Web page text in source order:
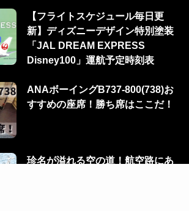
【フライトスケジュール毎日更
新】ディズニーデザイン特別塗装
「JAL DREAM EXPRESS
Disney100」運航予定時刻表
ANAボーイングB737-800(738)お
すすめの座席！勝ち席はここだ！
珍名が溢れる空の道！航空路にあ